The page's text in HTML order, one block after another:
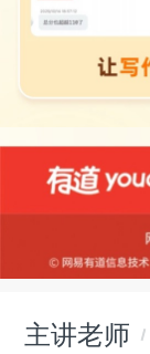
主讲老师